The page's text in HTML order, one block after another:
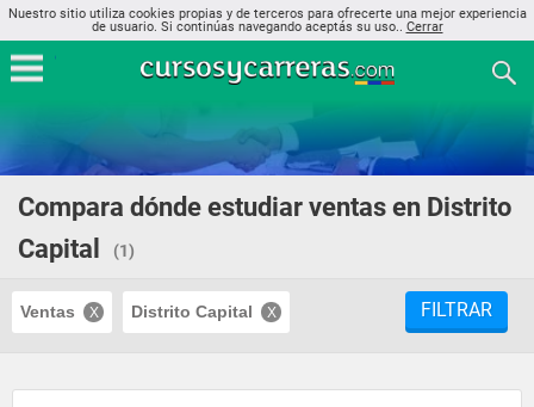
Nuestro sitio utiliza cookies propias y de terceros para ofrecerte una mejor experiencia
de usuario. Si continúas navegando aceptás su uso.. Cerrar
Compara dónde estudiar ventas en Distrito
Capital
(1)
Ventas Distrito Capital FILTRAR